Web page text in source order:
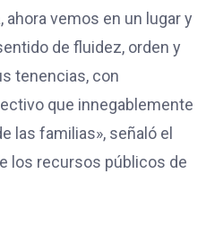
vemos en un lugar y
de fluidez, orden y
tenencias, con
que innegablemente
las familias», señaló el
los recursos públicos de